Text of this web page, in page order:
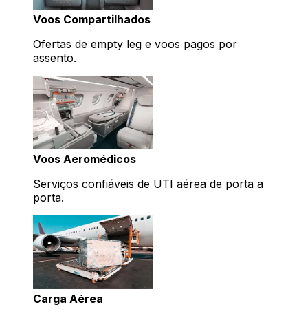
Voos Compartilhados
Ofertas de empty leg e voos pagos por
assento.
Voos Aeromédicos
Serviços confiáveis de UTI aérea de porta a
porta.
Carga Aérea